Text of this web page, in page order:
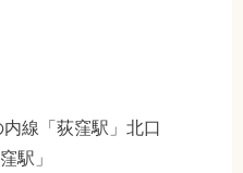
線「荻窪駅」北口
駅」